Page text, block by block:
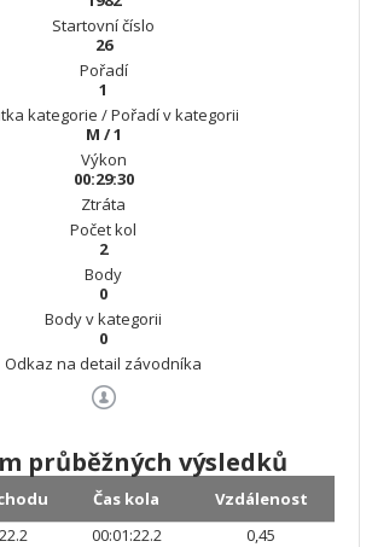
Startovní číslo
26
Pořadí
1
kategorie / Pořadí v kategorii
M / 1
Výkon
00:29:30
Ztráta
Počet kol
2
Body
0
Body v kategorii
0
Odkaz na detail závodníka
průběžných výsledků
Čas kola
Vzdálenost
00:01:22.2
0,45